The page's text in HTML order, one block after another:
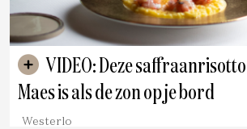
Maes is als de zon op je bord
Westerlo